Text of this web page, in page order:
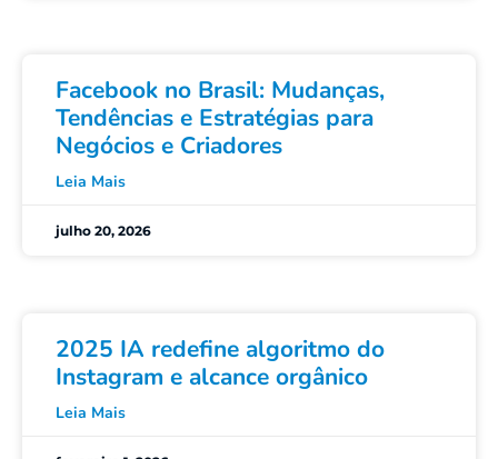
Facebook no Brasil: Mudanças,
Tendências e Estratégias para
Negócios e Criadores
Leia Mais
julho 20, 2026
2025 IA redefine algoritmo do
Instagram e alcance orgânico
Leia Mais